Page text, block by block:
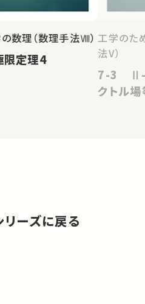
数理（数理手法Ⅷ）
定理4
工学のた
法V）
7-3 Ⅱ-
クトル
リーズに戻る